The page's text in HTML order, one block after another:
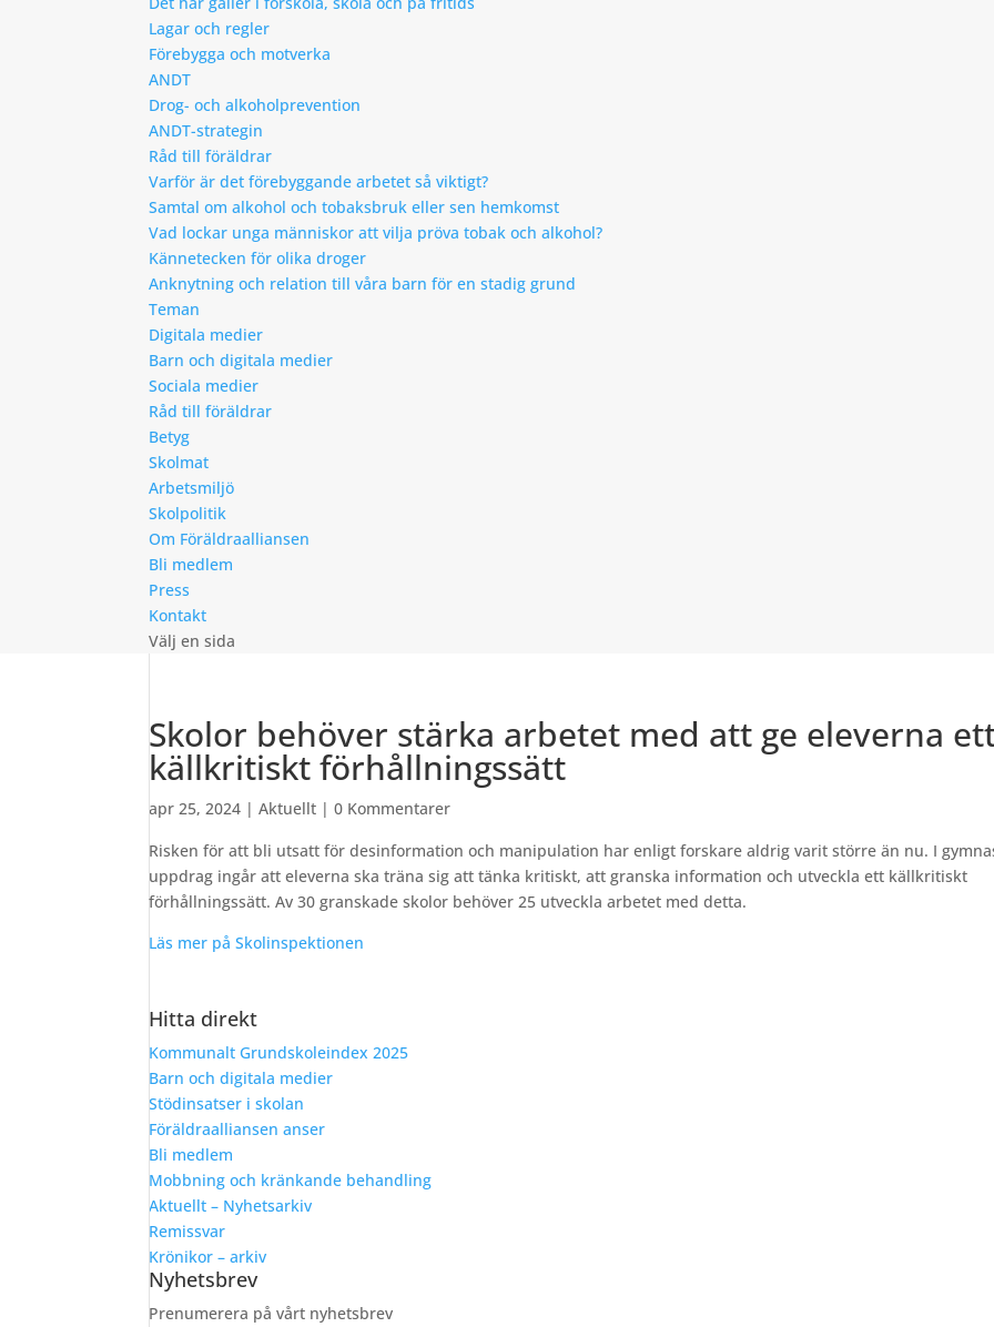
Lagar och regler
Förebygga och motverka
ANDT
Drog- och alkoholprevention
ANDT-strategin
Råd till föräldrar
Varför är det förebyggande arbetet så viktigt?
Samtal om alkohol och tobaksbruk eller sen hemkomst
Vad lockar unga människor att vilja pröva tobak och alkohol?
Kännetecken för olika droger
Anknytning och relation till våra barn för en stadig grund
Teman
Digitala medier
Barn och digitala medier
Sociala medier
Råd till föräldrar
Betyg
Skolmat
Arbetsmiljö
Skolpolitik
Om Föräldraalliansen
Bli medlem
Press
Kontakt
Välj en sida
Skolor behöver stärka arbetet med att ge eleverna
källkritiskt förhållningssätt
apr 25, 2024 |Aktuellt |0 Kommentarer
Risken för att bli utsatt för desinformation och manipulation har enligt forskare aldrig varit större än nu. I
uppdrag ingår att eleverna ska träna sig att tänka kritiskt, att granska information och utveckla ett källkritiskt
förhållningssätt. Av 30 granskade skolor behöver 25 utveckla arbetet med detta.
Läs mer på Skolinspektionen
Hitta direkt
Kommunalt Grundskoleindex 2025
Barn och digitala medier
Stödinsatser i skolan
Föräldraalliansen anser
Bli medlem
Mobbning och kränkande behandling
Aktuellt – Nyhetsarkiv
Remissvar
Krönikor – arkiv
Nyhetsbrev
Prenumerera på vårt nyhetsbrev